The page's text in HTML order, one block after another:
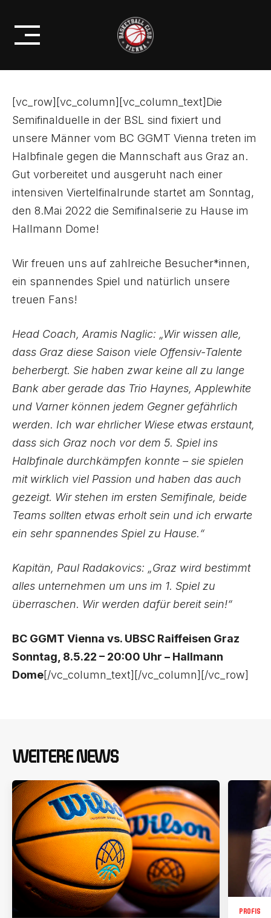
content
ZUHAUSE BEI BC GGMT VIENNA
IM HALLMANN DOME
[vc_row][vc_column][vc_column_text]Die
Semifinalduelle in der BSL sind fixiert und
unsere Männer vom BC GGMT Vienna treten im
Halbfinale gegen die Mannschaft aus Graz an.
Gut vorbereitet und ausgeruht nach einer
intensiven Viertelfinalrunde startet am Sonntag,
den 8.Mai 2022 die Semifinalserie zu Hause im
Hallmann Dome!
Wir freuen uns auf zahlreiche Besucher*innen,
ein spannendes Spiel und natürlich unsere
treuen Fans!
Head Coach, Aramis Naglic: „Wir wissen alle,
dass Graz diese Saison viele Offensiv-Talente
beherbergt. Sie haben zwar keine all zu lange
Bank aber gerade das Trio Haynes, Applewhite
und Varner können jedem Gegner gefährlich
werden. Ich war ehrlicher Wiese etwas erstaunt,
dass sich Graz noch vor dem 5. Spiel ins
Halbfinale durchkämpfen konnte – sie spielen
mit wirklich viel Passion und haben das auch
gezeigt. Wir stehen im ersten Semifinale, beide
Teams sollten etwas erholt sein und ich erwarte
ein sehr spannendes Spiel zu Hause.“
Kapitän, Paul Radakovics: „Graz wird bestimmt
alles unternehmen um uns im 1. Spiel zu
überraschen. Wir werden dafür bereit sein!“
BC GGMT Vienna vs. UBSC Raiffeisen Graz
Sonntag, 8.5.22 – 20:00 Uhr – Hallmann
Dome[/vc_column_text][/vc_column][/vc_row]
WEITERE NEWS
PROFIS